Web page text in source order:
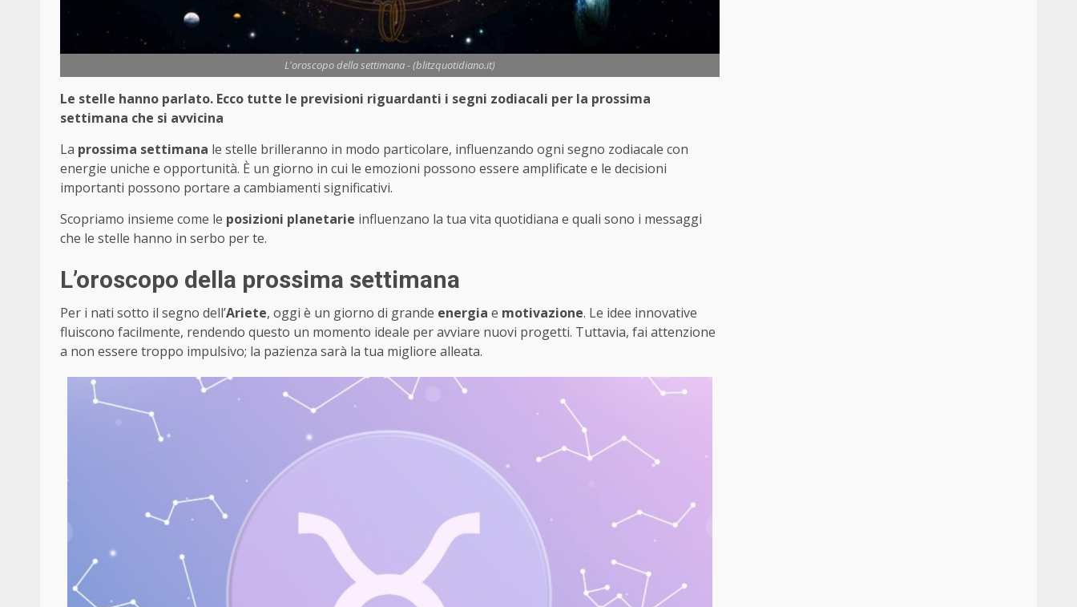
L'oroscopo della settimana - (blitzquotidiano.it)
Le stelle hanno parlato. Ecco tutte le previsioni riguardanti i segni zodiacali per la prossima
settimana che si avvicina
La prossima settimana le stelle brilleranno in modo particolare, influenzando ogni segno zodiacale con
energie uniche e opportunità. È un giorno in cui le emozioni possono essere amplificate e le decisioni
importanti possono portare a cambiamenti significativi.
Scopriamo insieme come le posizioni planetarie influenzano la tua vita quotidiana e quali sono i messaggi
che le stelle hanno in serbo per te.
L’oroscopo della prossima settimana
Per i nati sotto il segno dell’Ariete, oggi è un giorno di grande energia e motivazione. Le idee innovative
fluiscono facilmente, rendendo questo un momento ideale per avviare nuovi progetti. Tuttavia, fai attenzione
a non essere troppo impulsivo; la pazienza sarà la tua migliore alleata.